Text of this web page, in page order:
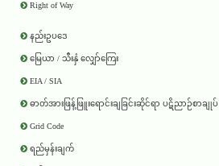
Right of Way
နည်းဥပဒေ
မြေယာ / သီးနှံ လျှော်ကြေး
EIA / SIA
ဓာတ်အားဖြန့်ဖြူးရောင်းချခြင်းဆိုင်ရာ ပဋိညာဉ်စာချုပ်
Grid Code
ရည်မှန်းချက်